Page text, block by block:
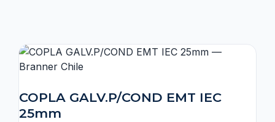
COPLA GALV.P/COND EMT IEC
25mm